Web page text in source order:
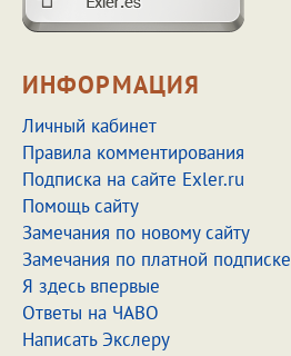
ИНФОРМАЦИЯ
Личный кабинет
Правила комментирования
Подписка на сайте Exler.ru
Помощь сайту
Замечания по новому сайту
Замечания по платной подписке
Я здесь впервые
Ответы на ЧАВО
Написать Экслеру